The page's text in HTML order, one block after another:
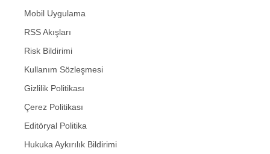
Mobil Uygulama
RSS Akışları
Risk Bildirimi
Kullanım Sözleşmesi
Gizlilik Politikası
Çerez Politikası
Editöryal Politika
Hukuka Aykırılık Bildirimi